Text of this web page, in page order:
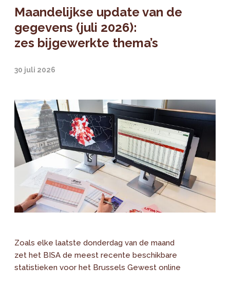
Maandelijkse update van de
gegevens (juli 2026):
zes bijgewerkte thema’s
30 juli 2026
Zoals elke laatste donderdag van de maand
zet het BISA de meest recente beschikbare
statistieken voor het Brussels Gewest online